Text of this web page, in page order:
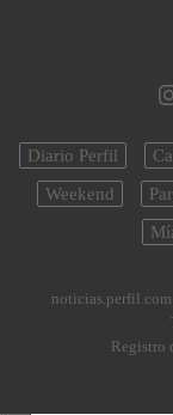
Diario Perfil
Weekend
Registro